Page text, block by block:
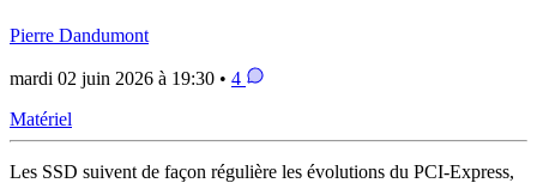
Pierre Dandumont
mardi 02 juin 2026 à 19:30 • 4
Matériel
Les SSD suivent de façon régulière les évolutions du PCI-Express,